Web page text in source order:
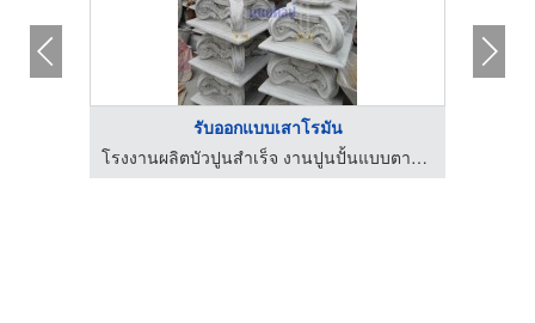
รับออกแบบเสาโรมัน
โรงงานผลิตบัวปูนสำเร็จ งานปูนปั้นแบบตามสั่ง นนทศิลป์